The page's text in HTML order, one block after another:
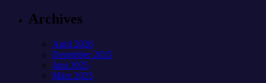
Archives
April 2026
Dezember 2025
Juni 2025
März 2025